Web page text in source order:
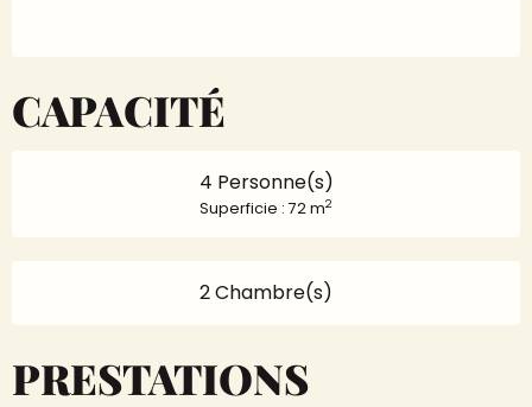
CAPACITÉ
4 Personne(s)
Superficie : 72 m2
2 Chambre(s)
PRESTATIONS